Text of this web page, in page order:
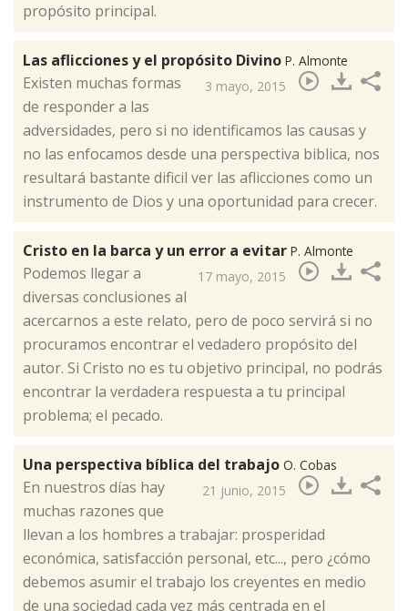
propósito principal.
Las aflicciones y el propósito Divino P. Almonte
3 mayo, 2015
​Existen muchas formas
de responder a las
adversidades, pero si no identificamos las causas y
no las enfocamos desde una perspectiva biblica, nos
resultará bastante dificil ver las aflicciones como un
instrumento de Dios y una oportunidad para crecer.
Cristo en la barca y un error a evitar P. Almonte
17 mayo, 2015
​Podemos llegar a
diversas conclusiones al
acercarnos a este relato, pero de poco servirá si no
procuramos encontrar el vedadero propósito del
autor. Si Cristo no es tu objetivo principal, no podrás
encontrar la verdadera respuesta a tu principal
problema; el pecado.
Una perspectiva bíblica del trabajo O. Cobas
21 junio, 2015
​En nuestros días hay
muchas razones que
llevan a los hombres a trabajar: prosperidad
económica, satisfacción personal, etc..., pero ¿cómo
debemos asumir el trabajo los creyentes en medio
de una sociedad cada vez más centrada en el